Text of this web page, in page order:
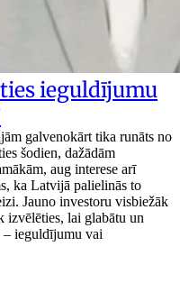
ieguldījumu
galvenokārt tika runāts no
šodien, dažādām
aug interese arī
ka Latvijā palielinās to
Jauno investoru visbiežāk
izvēlēties, lai glabātu un
– ieguldījumu vai